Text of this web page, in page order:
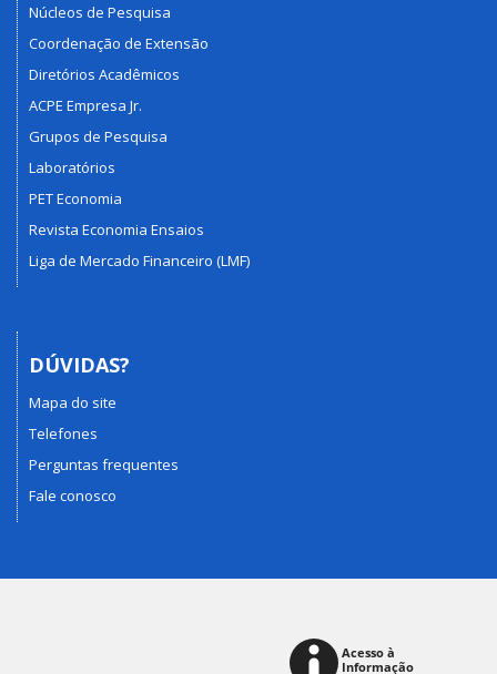
Núcleos de Pesquisa
Coordenação de Extensão
Diretórios Acadêmicos
ACPE Empresa Jr.
Grupos de Pesquisa
Laboratórios
PET Economia
Revista Economia Ensaios
Liga de Mercado Financeiro (LMF)
DÚVIDAS?
Mapa do site
Telefones
Perguntas frequentes
Fale conosco